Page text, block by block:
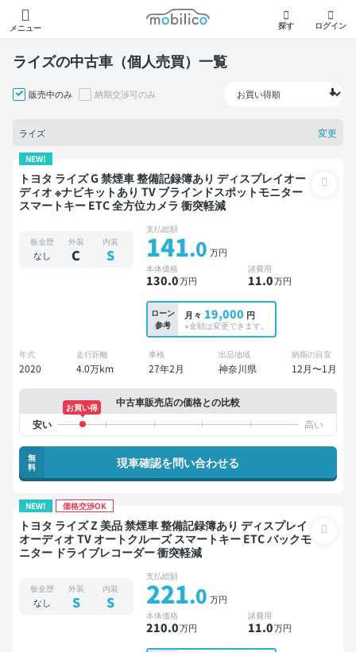
メニュー
モビリコ
探す ログイン
ライズの中古車（個人売買）一覧
販売中のみ 納期交渉可のみ
ライズ 変更
NEW!
トヨタ ライズ G 禁煙車 整備記録簿あり ディスプレイオー
ディオ ※ナビキットあり TV ブラインドスポットモニター
スマートキー ETC 全方位カメラ 衝突軽減
板金歴
なし
外装
C
内装
S
支払総額
141.0 万円
本体価格
130.0万円
諸費用
11.0万円
ローン
参考
月々 19,000 円
※金額は変更できます。
年式
2020
走行距離
4.0万km
車検
27年2月
出品地域
神奈川県
納期の目安
12月〜1月
中古車販売店の価格との比較
お買い得
無
料
現車確認を問い合わせる
NEW! 価格交渉OK
トヨタ ライズ Z 美品 禁煙車 整備記録簿あり ディスプレイ
オーディオ TV オートクルーズ スマートキー ETC バックモ
ニター ドライブレコーダー 衝突軽減
板金歴
なし
外装
S
内装
S
支払総額
221.0 万円
本体価格
210.0万円
諸費用
11.0万円